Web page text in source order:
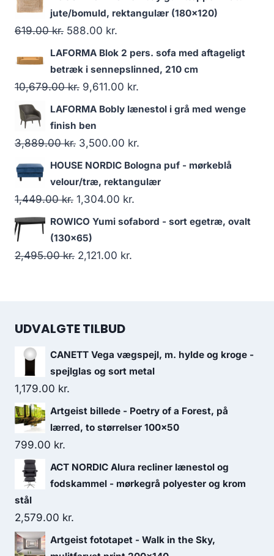
jute/bomuld, rektangulær (180x120)
619.00kr. 588.00 kr.
LAFORMA Blok 2 pers. sofa med aftageligt
betræk i sennepslinned, 210 cm
10,679.00kr. 9,611.00 kr.
LAFORMA Bobly lænestol i grå med wenge
finish ben
3,889.00kr. 3,500.00 kr.
HOUSE NORDIC Bologna puf - mørkeblå
velour/træ, rektangulær
1,449.00kr. 1,304.00 kr.
ROWICO Yumi sofabord - sort egetræ, ovalt
(130x65)
2,495.00kr. 2,121.00 kr.
UDVALGTE TILBUD
CANETT Vega vægspejl, m. hylde og kroge -
spejlglas og sort metal
1,179.00 kr.
Artgeist billede - Poetry of a Forest, på
lærred, to størrelser 100x50
799.00 kr.
ACT NORDIC Alura recliner lænestol og
fodskammel - mørkegrå polyester og krom
stål
2,579.00 kr.
Artgeist fototapet - Walk in the Sky,